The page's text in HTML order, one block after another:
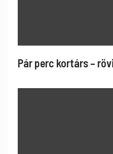
Pár perc kortárs –